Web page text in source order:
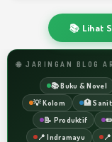
📚 Lihat
🌐 JARINGAN BLOG
📚 Buku & Novel
💡 Kolom
🏥
📝 Produktif
✏️
📍 Indramayu